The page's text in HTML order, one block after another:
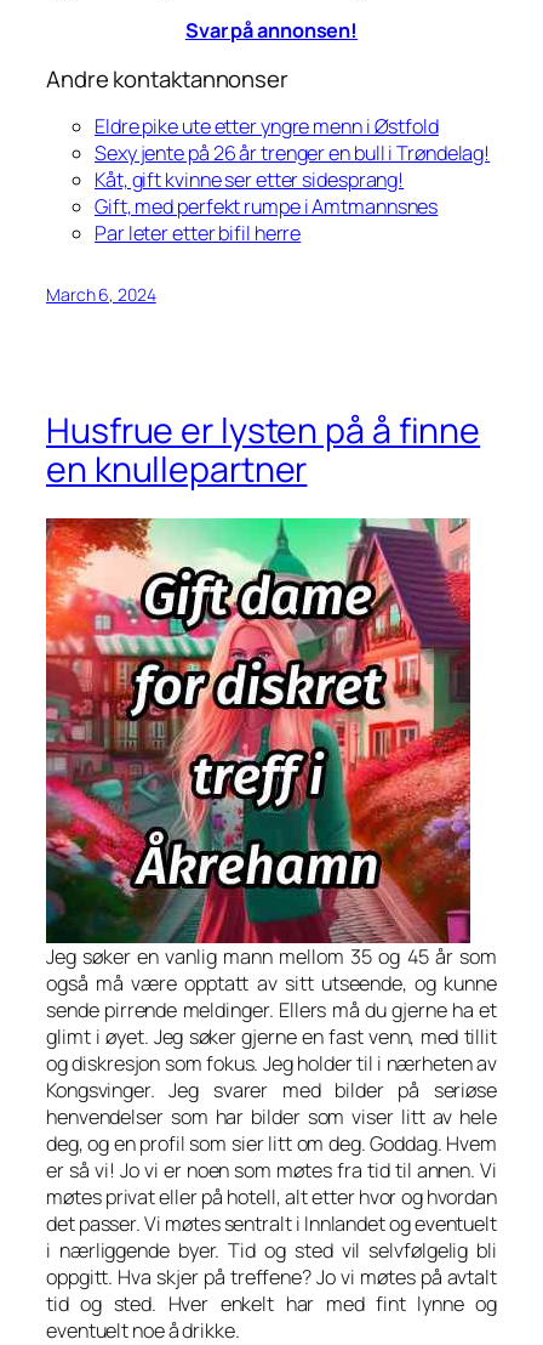
Svar på annonsen!
Andre kontaktannonser
Eldre pike ute etter yngre menn i Østfold
Sexy jente på 26 år trenger en bull i Trøndelag!
Kåt, gift kvinne ser etter sidesprang!
Gift, med perfekt rumpe i Amtmannsnes
Par leter etter bifil herre
March 6, 2024
Husfrue er lysten på å finne
en knullepartner
Jeg søker en vanlig mann mellom 35 og 45 år som
også må være opptatt av sitt utseende, og kunne
sende pirrende meldinger. Ellers må du gjerne ha et
glimt i øyet. Jeg søker gjerne en fast venn, med tillit
og diskresjon som fokus. Jeg holder til i nærheten av
Kongsvinger. Jeg svarer med bilder på seriøse
henvendelser som har bilder som viser litt av hele
deg, og en profil som sier litt om deg. Goddag. Hvem
er så vi! Jo vi er noen som møtes fra tid til annen. Vi
møtes privat eller på hotell, alt etter hvor og hvordan
det passer. Vi møtes sentralt i Innlandet og eventuelt
i nærliggende byer. Tid og sted vil selvfølgelig bli
oppgitt. Hva skjer på treffene? Jo vi møtes på avtalt
tid og sted. Hver enkelt har med fint lynne og
eventuelt noe å drikke.